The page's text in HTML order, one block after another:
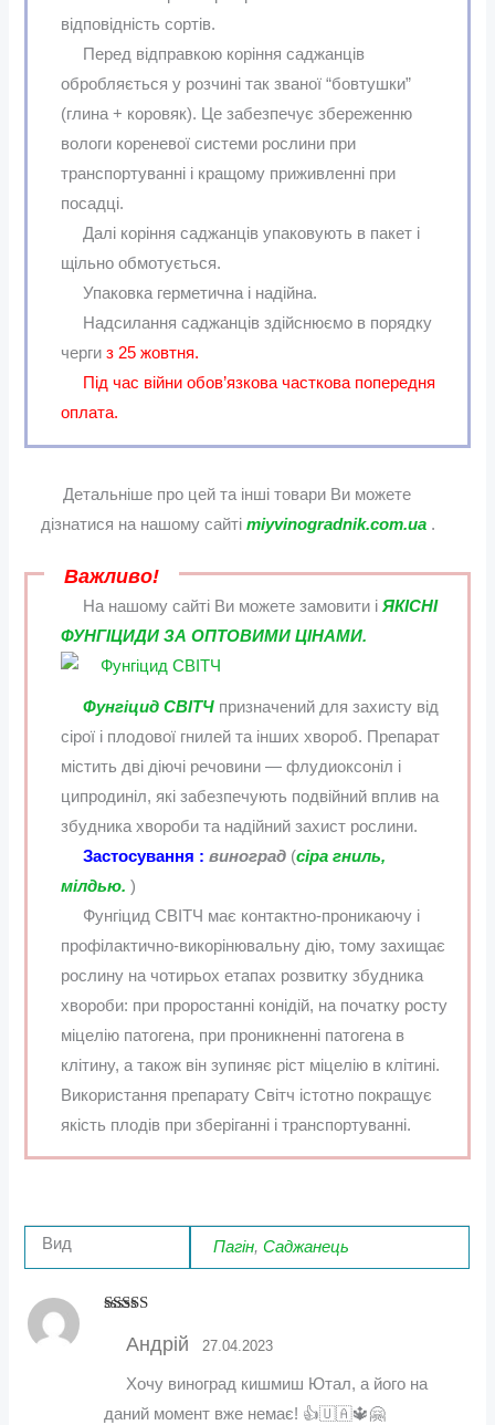
відповідність сортів.
Перед відправкою коріння саджанців
обробляється у розчині так званої “бовтушки”
(глина + коровяк). Це забезпечує збереженню
вологи кореневої системи рослини при
транспортуванні і кращому приживленні при
посадці.
Далі коріння саджанців упаковують в пакет і
щільно обмотується.
Упаковка герметична і надійна.
Надсилання саджанців здійснюємо в порядку
чергиз 25 жовтня.
Під час війни обов’язкова часткова попередня
оплата.
Детальніше про цей та інші товари Ви можете
дізнатися на нашому сайтіmiyvinogradnik.com.ua .
Важливо!
На нашому сайті Ви можете замовити іЯКІСНІ
ФУНГІЦИДИ ЗА ОПТОВИМИ ЦІНАМИ.
Фунгіцид СВІТЧ призначений для захисту від
сірої і плодової гнилей та інших хвороб. Препарат
містить дві діючі речовини — флудиоксоніл і
ципродиніл, які забезпечують подвійний вплив на
збудника хвороби та надійний захист рослини.
Застосування : виноград (сіра гниль,
мілдью. )
Фунгіцид СВІТЧ має контактно-проникаючу і
профілактично-викорінювальну дію, тому захищає
рослину на чотирьох етапах розвитку збудника
хвороби: при проростанні конідій, на початку росту
міцелію патогена, при проникненні патогена в
клітину, а також він зупиняє ріст міцелію в клітині.
Використання препарату Світч істотно покращує
якість плодів при зберіганні і транспортуванні.
Вид Пагін,Саджанець
Андрій 27.04.2023
Хочу виноград кишмиш Ютал, а його на
даний момент вже немає! 👍🇺🇦🔱🤗